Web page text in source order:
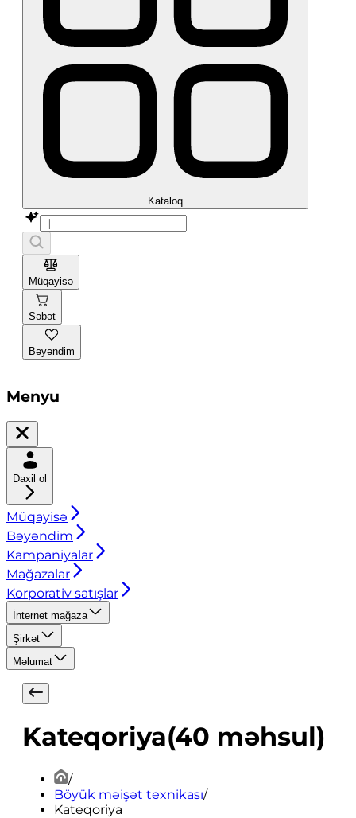
Kataloq
Müqayisə
Səbət
Bəyəndim
Menyu
Daxil ol
Müqayisə
Bəyəndim
Kampaniyalar
Mağazalar
Korporativ satışlar
İnternet mağaza
Şirkət
Məlumat
Kateqoriya(40 məhsul)
/
Böyük məişət texnikası/
Kateqoriya